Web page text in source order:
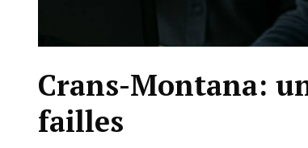
Crans-Montana:
failles